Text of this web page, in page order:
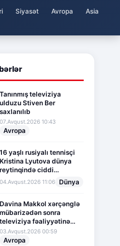
Siyasət Avropa
Asia
Tanınmış televiziya
ulduzu Stiven Ber
saxlanılıb
07.Avqust.2026 10:43
Avropa
16 yaşlı rusiyalı tennisçi
Kristina Lyutova dünya
reytinqində ciddi
irəliləyişə imza atdı
04.Avqust.2026 11:06 Dünya
Davina Makkol xərçənglə
mübarizədən sonra
televiziya fəaliyyətinə
fasilə verir
03.Avqust.2026 00:59
Avropa